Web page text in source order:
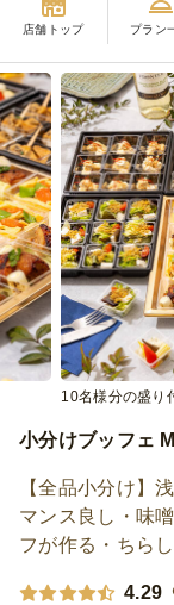
店舗トップ プラン
10名様分の盛り
小分けブッフェ
【全品小分け】
マンス良し・味
フが作る・ちら
4.29